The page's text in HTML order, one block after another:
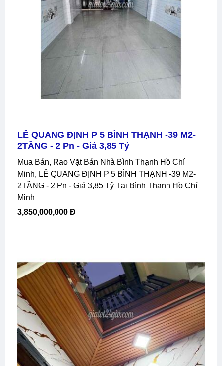
LÊ QUANG ĐỊNH P 5 BÌNH THẠNH -39 M2-
2TẦNG - 2 Pn - Giá 3,85 Tỷ
Mua Bán, Rao Vặt Bán Nhà Bình Thạnh Hồ Chí
Minh, LÊ QUANG ĐỊNH P 5 BÌNH THẠNH -39 M2-
2TẦNG - 2 Pn - Giá 3,85 Tỷ Tại Bình Thạnh Hồ Chí
Minh
3,850,000,000 Đ